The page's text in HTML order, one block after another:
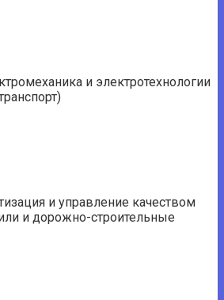
и электротехнологии
и управление качеством
и дорожно-строительные